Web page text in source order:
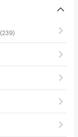
(239)